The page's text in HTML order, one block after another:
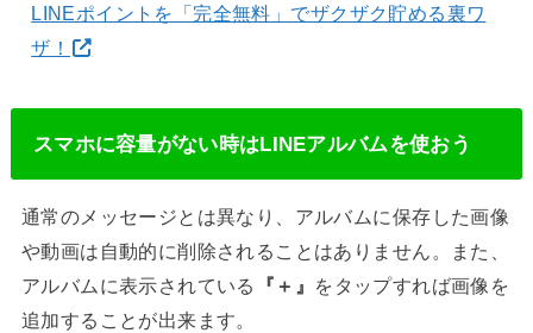
LINEポイントを「完全無料」でザクザク貯める裏ワ
ザ！
スマホに容量がない時はLINEアルバムを使おう
通常のメッセージとは異なり、アルバムに保存した画像
や動画は自動的に削除されることはありません。また、
アルバムに表示されている
『＋』
をタップすれば画像を
追加することが出来ます。